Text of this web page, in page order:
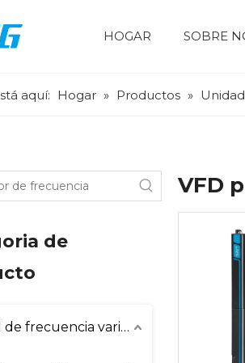
HOGAR SOBRE
aquí: Hogar » Productos »
de
Unidad de frecuencia variable
VFD